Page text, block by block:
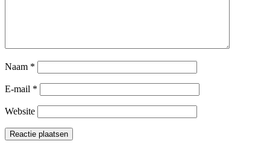
Naam *
E-mail *
Website